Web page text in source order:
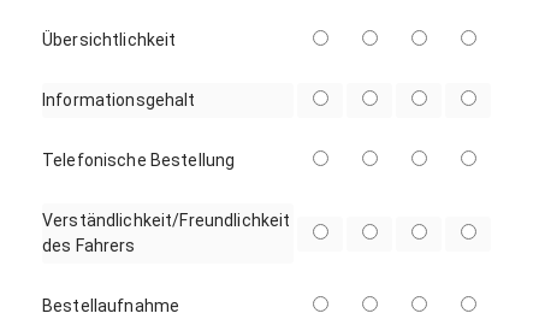
Übersichtlichkeit
Informationsgehalt
Telefonische Bestellung
Verständlichkeit/Freundlichkeit
des Fahrers
Bestellaufnahme